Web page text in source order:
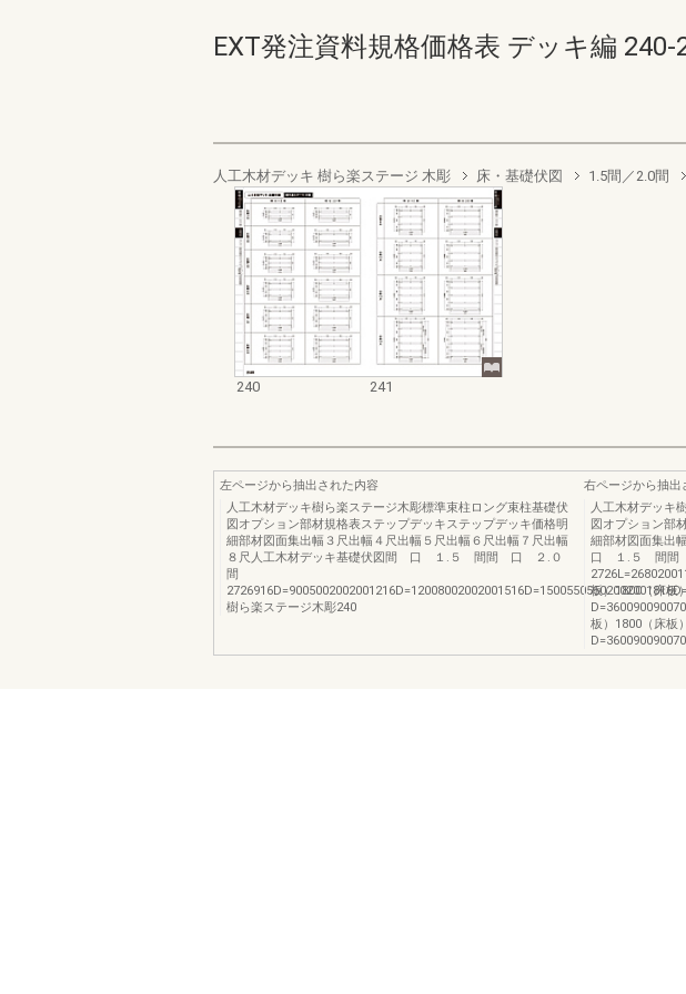
EXT発注資料規格価格表 デッキ編 240-
人工木材デッキ 樹ら楽ステージ 木彫 床・基礎伏図 1.5間／2.0間
240 241
左ページから抽出された内容
人工木材デッキ樹ら楽ステージ木彫標準束柱ロング束柱基礎伏
図オプション部材規格表ステップデッキステップデッキ価格明
細部材図面集出幅３尺出幅４尺出幅５尺出幅６尺出幅７尺出幅
８尺人工木材デッキ基礎伏図間 口 １.５ 間間 口 ２.０
間
樹ら楽ステージ木彫240
右ページから抽出
人工木材デッキ
図オプション部
細部材図面集出
口 １.５ 間
板）1800（床板
板）1800（床板